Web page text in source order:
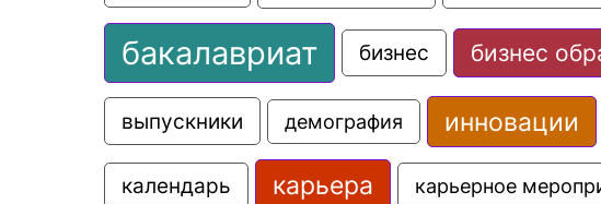
бакалавриат бизнес бизнес
выпускники демография инновации
календарь карьера карьерное